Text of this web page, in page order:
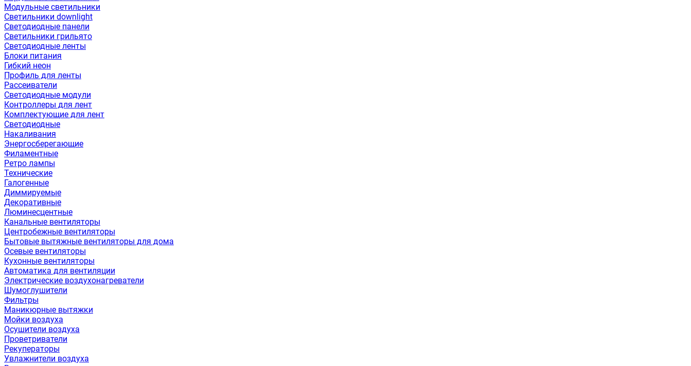
Модульные светильники
Светильники downlight
Светодиодные панели
Светильники грильято
Светодиодные ленты
Блоки питания
Гибкий неон
Профиль для ленты
Рассеиватели
Светодиодные модули
Контроллеры для лент
Комплектующие для лент
Светодиодные
Накаливания
Энергосберегающие
Филаментные
Ретро лампы
Технические
Галогенные
Диммируемые
Декоративные
Люминесцентные
Канальные вентиляторы
Центробежные вентиляторы
Бытовые вытяжные вентиляторы для дома
Осевые вентиляторы
Кухонные вентиляторы
Автоматика для вентиляции
Электрические воздухонагреватели
Шумоглушители
Фильтры
Маникюрные вытяжки
Мойки воздуха
Осушители воздуха
Проветриватели
Рекуператоры
Увлажнители воздуха